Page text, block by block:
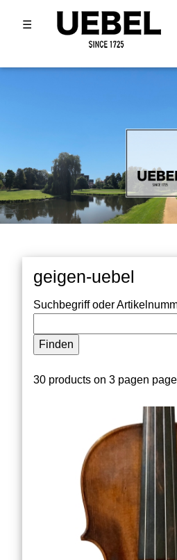
☰
geigen-uebel
Suchbegriff oder
30 products on 3 pagen page